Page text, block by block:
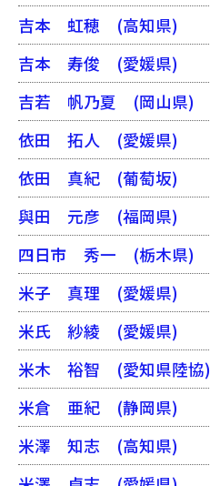
吉本 虹穂 (高知県)
吉本 寿俊 (愛媛県)
吉若 帆乃夏 (岡山県)
依田 拓人(愛媛県)
依田 真紀(葡萄坂)
與田 元彦 (福岡県)
四日市 秀一 (栃木県)
米子 真理(愛媛県)
米氏 紗綾 (愛媛県)
米木 裕智 (愛知県陸協)
米倉 亜紀(静岡県)
米澤 知志 (高知県)